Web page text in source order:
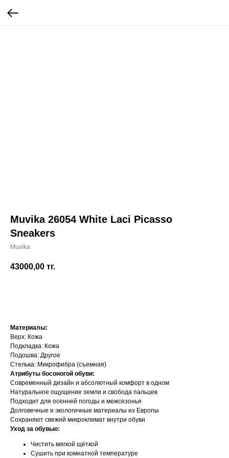
Muvika 26054 White Laci Picasso
Sneakers
Muvika
43000,00 тг.
Материалы:
Верх: Кожа
Подкладка: Кожа
Подошва: Другое
Стелька: Микрофибра (съемная)
Атрибуты босоногой обуви:
Современный дизайн и абсолютный комфорт в одном
Натуральное ощущение земли и свобода пальцев
Подходит для осенней погоды и межсезонья
Долговечные и экологичные материалы из Европы
Сохраняют свежий микроклимат внутри обуви
Уход за обувью:
Чистить мягкой щёткой
Сушить при комнатной температуре